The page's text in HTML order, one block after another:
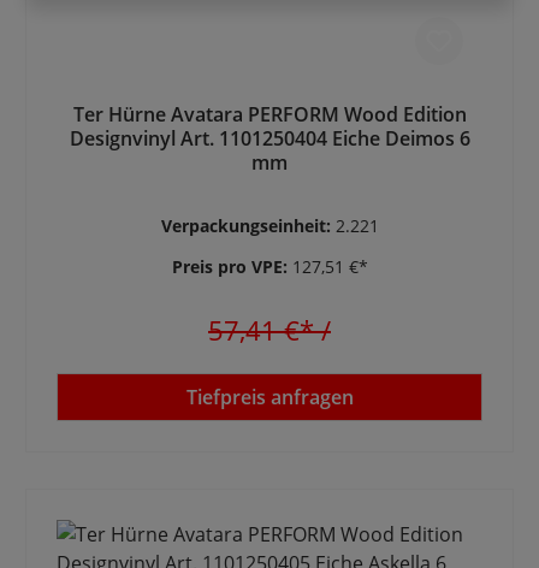
Ter Hürne Avatara PERFORM Wood Edition
Designvinyl Art. 1101250404 Eiche Deimos 6
mm
Verpackungseinheit: 2.221
Preis pro VPE: 127,51 €*
57,41 €*/
Tiefpreis anfragen